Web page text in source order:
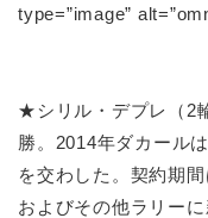
type=”image”
★シリル・デプレ（2
勝。2014年ダカール
を交わした。契約期
およびその他ラリー